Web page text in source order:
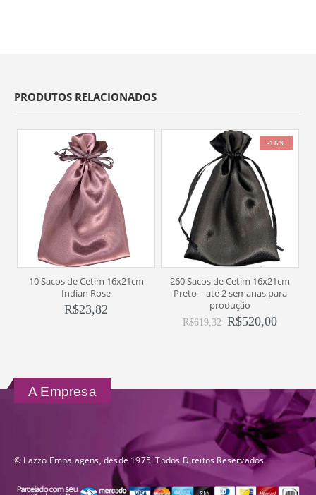
PRODUTOS RELACIONADOS
10 Sacos de Cetim 16x21cm
Indian Rose
R$23,82
-16%
260 Sacos de Cetim 16x21cm
Preto – até 2 semanas para
produção
R$619,32 R$520,00
A Empresa
© Lazzo Embalagens, desde 1975. Todos Direitos Reservados.